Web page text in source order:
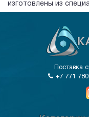
изготовлены из
Поставка
+7 771